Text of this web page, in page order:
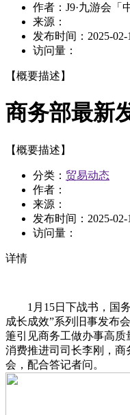
作者： J9·九游会「
来源：
发布时间： 2025-
访问量：
【概要描述】
商务部最新
【概要描述】
分类： 贸易动态
作者：
来源：
发布时间： 2025-
访问量：
详情
1月15日下战书，国务
成长成效”系列旧事发布
箑引见商务工做办事高
消费推进司司长李刚，
会，配合答记者问。